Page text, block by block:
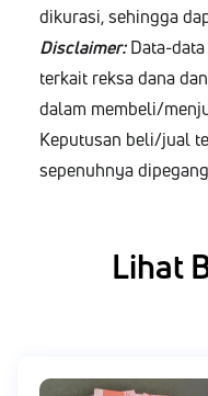
dikurasi, sehingga
Disclaimer:Data-data
terkait reksa dana
dalam membeli/
Kepu­tu­san beli/jual
sepenuh­nya
Lihat